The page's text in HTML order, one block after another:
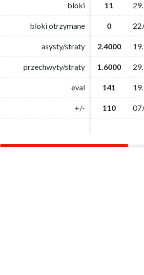
bloki 11
bloki otrzymane 0
asysty/straty 2.4000
przechwyty/straty 1.6000
eval 141
+/- 110
bloki 11
bloki otrzymane 0
asysty/straty 2.4000
przechwyty/straty 1.6000
eval 141
+/- 110